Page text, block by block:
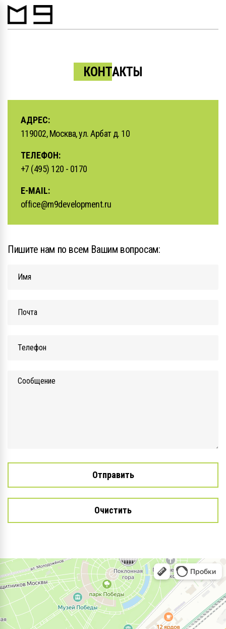
КОНТАКТЫ
АДРЕС:
119002, Москва, ул. Арбат д. 10
ТЕЛЕФОН:
+7 (495) 120 - 0170
E-MAIL:
office@m9development.ru
Пишите нам по всем Вашим вопросам:
Очистить